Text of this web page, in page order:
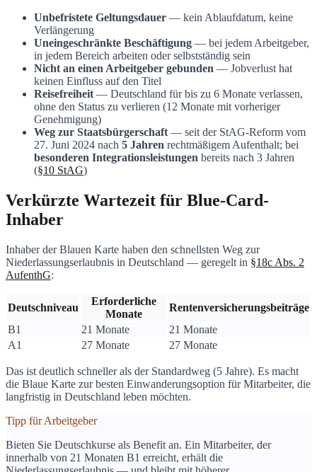
Unbefristete Geltungsdauer — kein Ablaufdatum, keine
Verlängerung
Uneingeschränkte Beschäftigung — bei jedem Arbeitgeber,
in jedem Bereich arbeiten oder selbstständig sein
Nicht an einen Arbeitgeber gebunden — Jobverlust hat
keinen Einfluss auf den Titel
Reisefreiheit — Deutschland für bis zu 6 Monate verlassen,
ohne den Status zu verlieren (12 Monate mit vorheriger
Genehmigung)
Weg zur Staatsbürgerschaft — seit der StAG-Reform vom
27. Juni 2024 nach 5 Jahren rechtmäßigem Aufenthalt; bei
besonderen Integrationsleistungen bereits nach 3 Jahren
(§10 StAG)
Verkürzte Wartezeit für Blue-Card-
Inhaber
Inhaber der Blauen Karte haben den schnellsten Weg zur
Niederlassungserlaubnis in Deutschland — geregelt in §18c Abs. 2
AufenthG:
Deutschniveau
Erforderliche
Monate
Rentenversicherungsbeiträge
B1
21 Monate
21 Monate
A1
27 Monate 27 Monate
Das ist deutlich schneller als der Standardweg (5 Jahre). Es macht
die Blaue Karte zur besten Einwanderungsoption für Mitarbeiter, die
langfristig in Deutschland leben möchten.
Tipp für Arbeitgeber
Bieten Sie Deutschkurse als Benefit an. Ein Mitarbeiter, der
innerhalb von 21 Monaten B1 erreicht, erhält die